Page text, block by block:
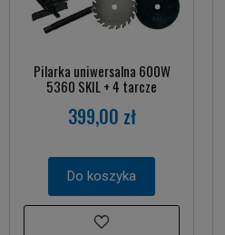
Pilarka uniwersalna 600W
5360 SKIL + 4 tarcze
399,00 zł
Do koszyka